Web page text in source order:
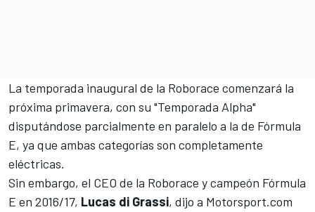
La temporada inaugural de la Roborace comenzará la
próxima primavera, con su "Temporada Alpha"
disputándose parcialmente en paralelo a la de Fórmula
E, ya que ambas categorías son completamente
eléctricas.
Sin embargo, el CEO de la Roborace y campeón Fórmula
E en 2016/17, Lucas di Grassi, dijo a Motorsport.com